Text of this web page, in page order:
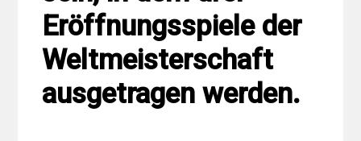
Eröffnungsspiele der
Weltmeisterschaft
ausgetragen werden.